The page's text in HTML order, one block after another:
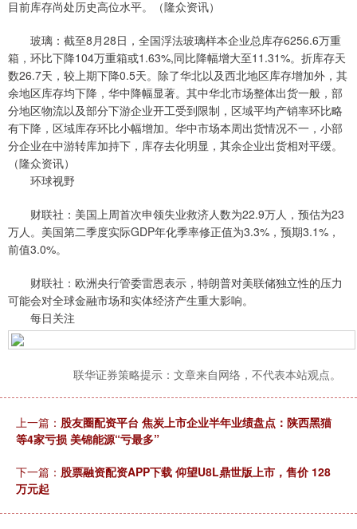
目前库存尚处历史高位水平。（隆众资讯）
玻璃：截至8月28日，全国浮法玻璃样本企业总库存6256.6万重
箱，环比下降104万重箱或1.63%,同比降幅增大至11.31%。折库存天
数26.7天，较上期下降0.5天。除了华北以及西北地区库存增加外，其
余地区库存均下降，华中降幅显著。其中华北市场整体出货一般，部
分地区物流以及部分下游企业开工受到限制，区域平均产销率环比略
有下降，区域库存环比小幅增加。华中市场本周出货情况不一，小部
分企业在中游转库加持下，库存去化明显，其余企业出货相对平缓。
（隆众资讯）
环球视野
财联社：美国上周首次申领失业救济人数为22.9万人，预估为23
万人。美国第二季度实际GDP年化季率修正值为3.3%，预期3.1%，
前值3.0%。
财联社：欧洲央行管委雷恩表示，特朗普对美联储独立性的压力
可能会对全球金融市场和实体经济产生重大影响。
每日关注
联华证券策略提示：文章来自网络，不代表本站观点。
上一篇： 股友圈配资平台 焦炭上市企业半年业绩盘点：陕西黑猫
等4家亏损 美锦能源“亏最多”
下一篇： 股票融资配资APP下载 仰望U8L鼎世版上市，售价 128
万元起